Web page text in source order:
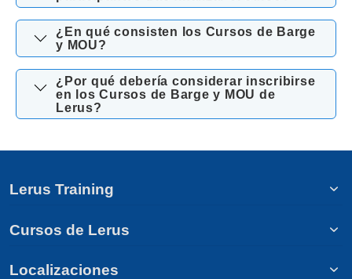
¿En qué consisten los Cursos de Barge
y MOU?
¿Por qué debería considerar inscribirse
en los Cursos de Barge y MOU de
Lerus?
Lerus Training
Cursos de Lerus
Localizaciones